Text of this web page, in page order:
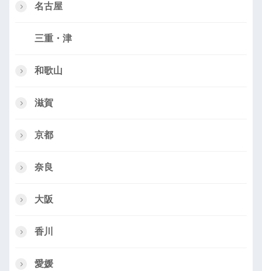
名古屋
三重・津
和歌山
滋賀
京都
奈良
大阪
香川
愛媛